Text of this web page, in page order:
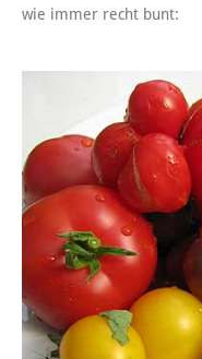
wie immer recht bunt: